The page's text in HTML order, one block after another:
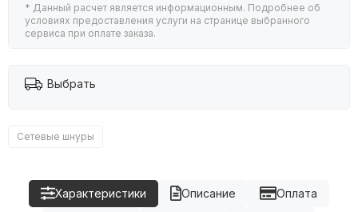
* Данный расчет является информационным. Подробнее об
условиях предоставления услуги на странице выбранного
сервиса при оплате заказа.
Выбрать
Сетевые шнуры
Описание
Характеристики
Оплата